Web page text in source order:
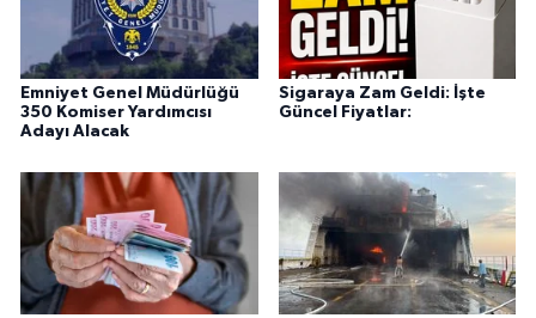
Emniyet Genel Müdürlüğü
350 Komiser Yardımcısı
Adayı Alacak
Sigaraya Zam Geldi: İşte
Güncel Fiyatlar: